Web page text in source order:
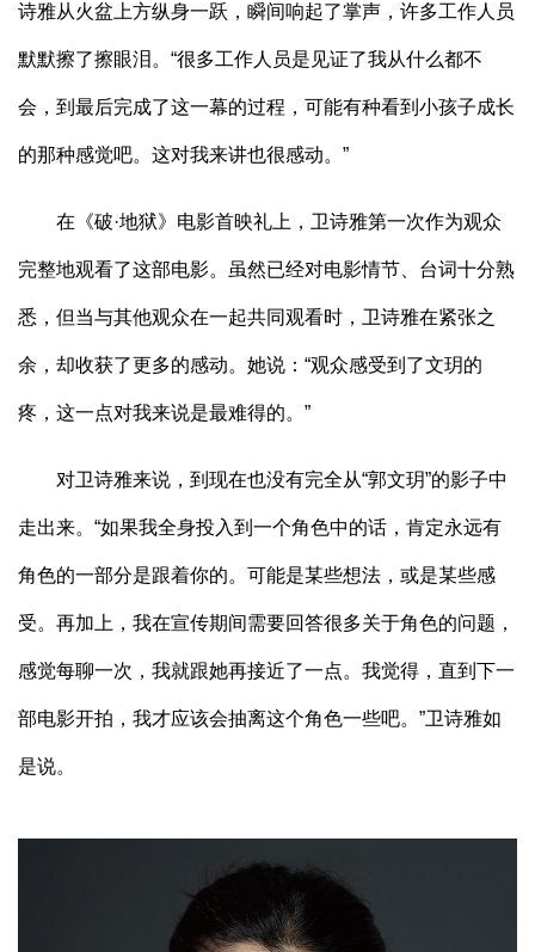
诗雅从火盆上方纵身一跃，瞬间响起了掌声，许多工作人员
默默擦了擦眼泪。“很多工作人员是见证了我从什么都不
会，到最后完成了这一幕的过程，可能有种看到小孩子成长
的那种感觉吧。这对我来讲也很感动。”
在《破·地狱》电影首映礼上，卫诗雅第一次作为观众
完整地观看了这部电影。虽然已经对电影情节、台词十分熟
悉，但当与其他观众在一起共同观看时，卫诗雅在紧张之
余，却收获了更多的感动。她说：“观众感受到了文玥的
疼，这一点对我来说是最难得的。”
对卫诗雅来说，到现在也没有完全从“郭文玥”的影子中
走出来。“如果我全身投入到一个角色中的话，肯定永远有
角色的一部分是跟着你的。可能是某些想法，或是某些感
受。再加上，我在宣传期间需要回答很多关于角色的问题，
感觉每聊一次，我就跟她再接近了一点。我觉得，直到下一
部电影开拍，我才应该会抽离这个角色一些吧。”卫诗雅如
是说。